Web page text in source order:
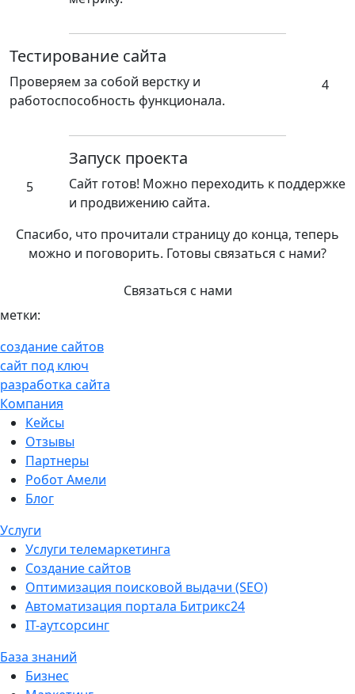
Тестирование сайта
Проверяем за собой верстку и
работоспособность функционала.
4
5
Запуск проекта
Сайт готов! Можно переходить к поддержке
и продвижению сайта.
Спасибо, что прочитали страницу до конца, теперь
можно и поговорить. Готовы связаться с нами?
Связаться с нами
метки:
создание сайтов
сайт под ключ
разработка сайта
Компания
Кейсы
Отзывы
Партнеры
Робот Амели
Блог
Услуги
Услуги телемаркетинга
Создание сайтов
Оптимизация поисковой выдачи (SEO)
Автоматизация портала Битрикс24
IT-аутсорсинг
База знаний
Бизнес